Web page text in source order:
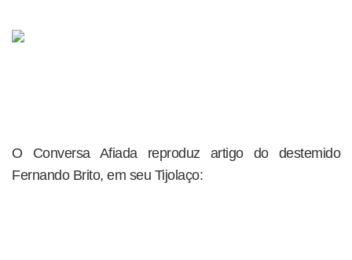
O Conversa Afiada reproduz artigo do destemido
Fernando Brito, em seu Tijolaço: